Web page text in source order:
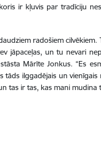
ir kļuvis par tradīciju
radošiem cilvēkiem.
jāpaceļas, un tu nevari
Mārīte Jonkus. “Es
tāds ilggadējais un
tas ir tas, kas mani mudina